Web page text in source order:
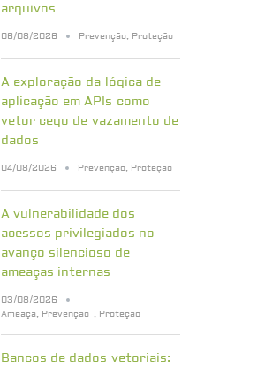
arquivos
06/08/2026 Prevenção, Proteção
A exploração da lógica de
aplicação em APIs como
vetor cego de vazamento de
dados
04/08/2026 Prevenção, Proteção
A vulnerabilidade dos
acessos privilegiados no
avanço silencioso de
ameaças internas
03/08/2026
Ameaça, Prevenção , Proteção
Bancos de dados vetoriais: